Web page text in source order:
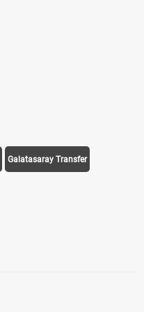
Galatasaray Transfer